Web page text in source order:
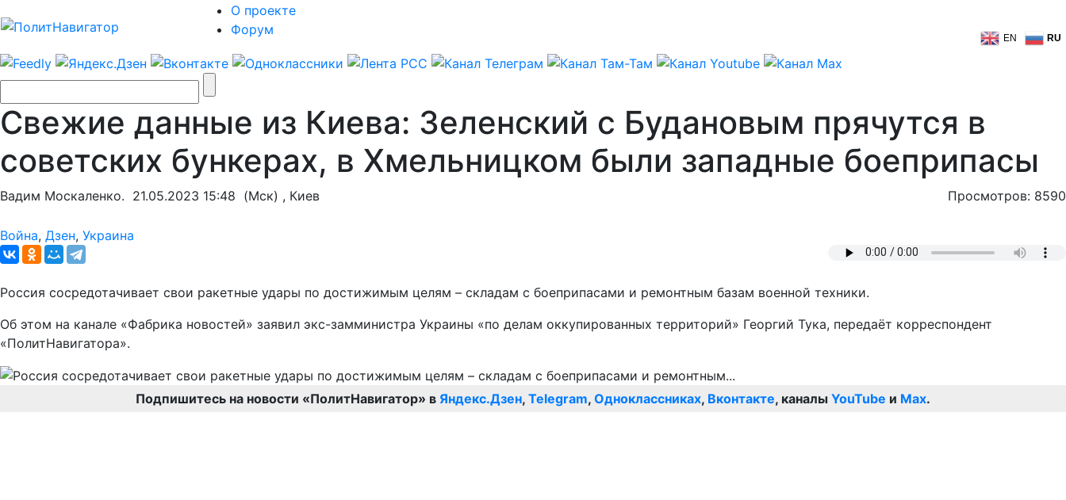
О проекте
Форум
EN RU
Свежие данные из Киева: Зеленский с Будановым прячутся в
советских бункерах, в Хмельницком были западные боеприпасы
Вадим Москаленко. 21.05.2023 15:48 (Мск) , Киев Просмотров: 8590
Война, Дзен, Украина
Россия сосредотачивает свои ракетные удары по достижимым целям – складам с боеприпасами и ремонтным базам военной техники.
Об этом на канале «Фабрика новостей» заявил экс-замминистра Украины «по делам оккупированных территорий» Георгий Тука, передаёт корреспондент
«ПолитНавигатора».
Подпишитесь на новости «ПолитНавигатор» в Яндекс.Дзен, Telegram, Одноклассниках, Вконтакте, каналы YouTube и Max.